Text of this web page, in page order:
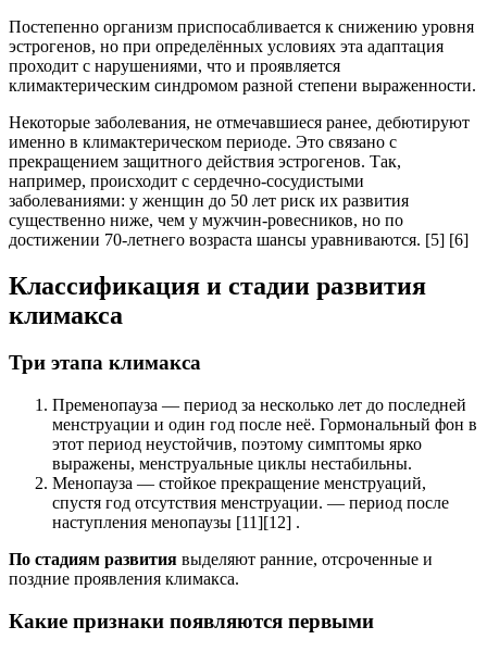
Постепенно организм приспосабливается к снижению уровня
эстрогенов, но при определённых условиях эта адаптация
проходит с нарушениями, что и проявляется
климактерическим синдромом разной степени выраженности.
Некоторые заболевания, не отмечавшиеся ранее, дебютируют
именно в климактерическом периоде. Это связано с
прекращением защитного действия эстрогенов. Так,
например, происходит с сердечно-сосудистыми
заболеваниями: у женщин до 50 лет риск их развития
существенно ниже, чем у мужчин-ровесников, но по
достижении 70-летнего возраста шансы уравниваются. [5] [6]
Классификация и стадии развития
климакса
Три этапа климакса
Пременопауза — период за несколько лет до последней
менструации и один год после неё. Гормональный фон в
этот период неустойчив, поэтому симптомы ярко
выражены, менструальные циклы нестабильны.
Менопауза — стойкое прекращение менструаций,
спустя год отсутствия менструации. — период после
наступления менопаузы [11][12] .
По стадиям развития выделяют ранние, отсроченные и
поздние проявления климакса.
Какие признаки появляются первыми